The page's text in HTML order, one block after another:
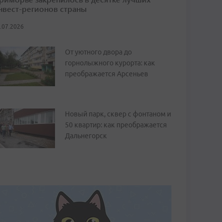
регионов страны
От уютного двора до
горнолыжного курорта: как
преображается Арсеньев
Новый парк, сквер с фонтаном и
50 квартир: как преображается
Дальнегорск